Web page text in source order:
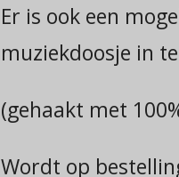
Er is ook een
muziekdoosje in
(gehaakt met
Wordt op